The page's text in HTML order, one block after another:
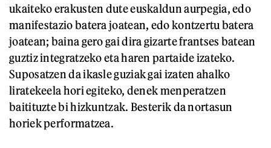
ukaiteko erakusten dute euskaldun aurpegia, edo
manifestazio batera joatean, edo kontzertu batera
joatean; baina gero gai dira gizarte frantses batean
guztiz integratzeko eta haren partaide izateko.
Suposatzen da ikasle guziak gai izaten ahalko
liratekeela hori egiteko, denek menperatzen
baitituzte bi hizkuntzak. Besterik da nortasun
horiek performatzea.